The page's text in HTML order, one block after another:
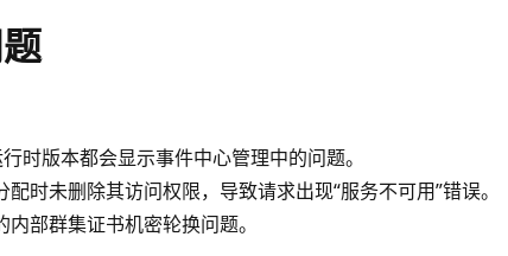
时版本都会显示事件中心管理中的问题。
时未删除其访问权限，导致请求出现“服务不可用”错误。
部群集证书机密轮换问题。